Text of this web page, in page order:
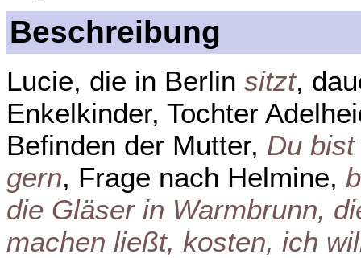
Beschreibung
Lucie, die in Berlin sitzt,
Enkelkinder, Tochter
Befinden der Mutter, Du
gern, Frage nach Helmine,
die Gläser in Warmbrunn,
machen ließt, kosten, ich